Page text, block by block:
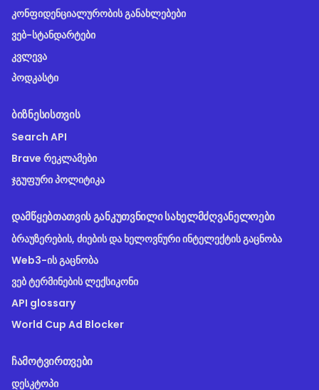
კონფიდენციალურობის განახლებები
ვებ-სტანდარტები
კვლევა
პოდკასტი
ᲑᲘᲖᲜᲔᲡᲘᲡᲗᲕᲘᲡ
Search API
Brave რეკლამები
ჯგუფური პოლიტიკა
ᲓᲐᲛᲬᲧᲔᲑᲗᲐᲗᲕᲘᲡ ᲒᲐᲜᲙᲣᲗᲕᲜᲘᲚᲘ ᲡᲐᲮᲔᲚᲛᲫᲦᲕᲐᲜᲔᲚᲝᲔᲑᲘ
ბრაუზერების, ძიების და ხელოვნური ინტელექტის გაცნობა
Web3-ის გაცნობა
ვებ ტერმინების ლექსიკონი
API glossary
World Cup Ad Blocker
ᲩᲐᲛᲝᲢᲕᲘᲠᲗᲕᲔᲑᲘ
დესკტოპი